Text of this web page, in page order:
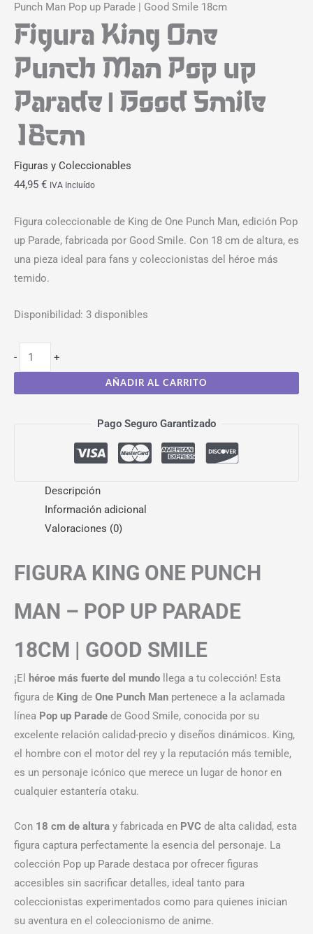
Punch Man Pop up Parade | Good Smile 18cm
Figura King One
Punch Man Pop up
Parade | Good Smile
18cm
Figuras y Coleccionables
44,95 € IVA Incluído
Figura coleccionable de King de One Punch Man, edición Pop
up Parade, fabricada por Good Smile. Con 18 cm de altura, es
una pieza ideal para fans y coleccionistas del héroe más
temido.
Disponibilidad: 3 disponibles
- +
AÑADIR AL CARRITO
Pago Seguro Garantizado
Descripción
Información adicional
Valoraciones (0)
FIGURA KING ONE PUNCH
MAN – POP UP PARADE
18CM | GOOD SMILE
¡El héroe más fuerte del mundo llega a tu colección! Esta
figura de King de One Punch Man pertenece a la aclamada
línea Pop up Parade de Good Smile, conocida por su
excelente relación calidad-precio y diseños dinámicos. King,
el hombre con el motor del rey y la reputación más temible,
es un personaje icónico que merece un lugar de honor en
cualquier estantería otaku.
Con 18 cm de altura y fabricada en PVC de alta calidad, esta
figura captura perfectamente la esencia del personaje. La
colección Pop up Parade destaca por ofrecer figuras
accesibles sin sacrificar detalles, ideal tanto para
coleccionistas experimentados como para quienes inician
su aventura en el coleccionismo de anime.